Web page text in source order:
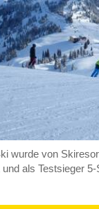
wurde von
als Testsieger